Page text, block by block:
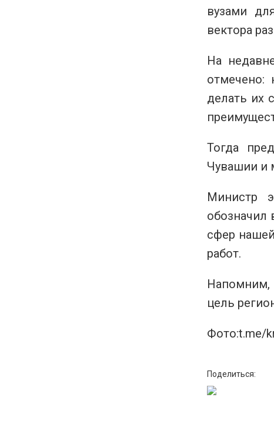
вузами
вектора
На
отмечено:
делать их
Тогда
Чувашии и
Министр
обозначил
сфер
работ.
Напомним,
цель
Фото:t.me/
Поделиться: